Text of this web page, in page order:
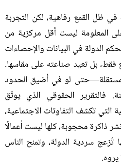
ظل القمع رفاهية، لكن التجربة
المعلومة ليست أقل مركزية من
الدولة في البيانات والإحصاءات
فقط، بل تعيد صناعته على مقاسها.
لو في أضيق الحدود
. فالتقرير الحقوقي الذي يوثّق
التي تكشف التفاوتات الاجتماعية،
ذاكرة محجوبة، كلها ليست أعمالًا
تُزعج سردية الدولة، وتمنح الناس
.